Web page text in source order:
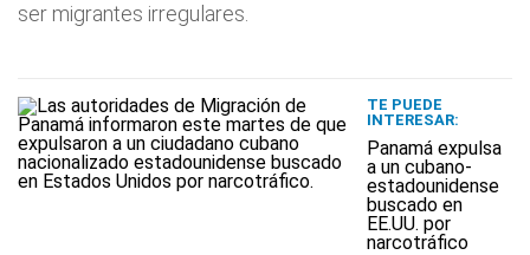
ser migrantes irregulares.
TE PUEDE
INTERESAR:
Panamá expulsa
a un cubano-
estadounidense
buscado en
EE.UU. por
narcotráfico